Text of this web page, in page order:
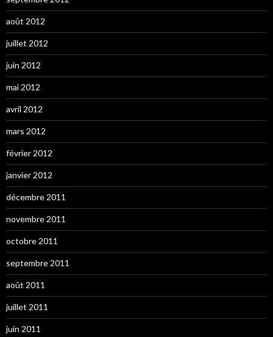
août 2012
juillet 2012
juin 2012
mai 2012
avril 2012
mars 2012
février 2012
janvier 2012
décembre 2011
novembre 2011
octobre 2011
septembre 2011
août 2011
juillet 2011
juin 2011